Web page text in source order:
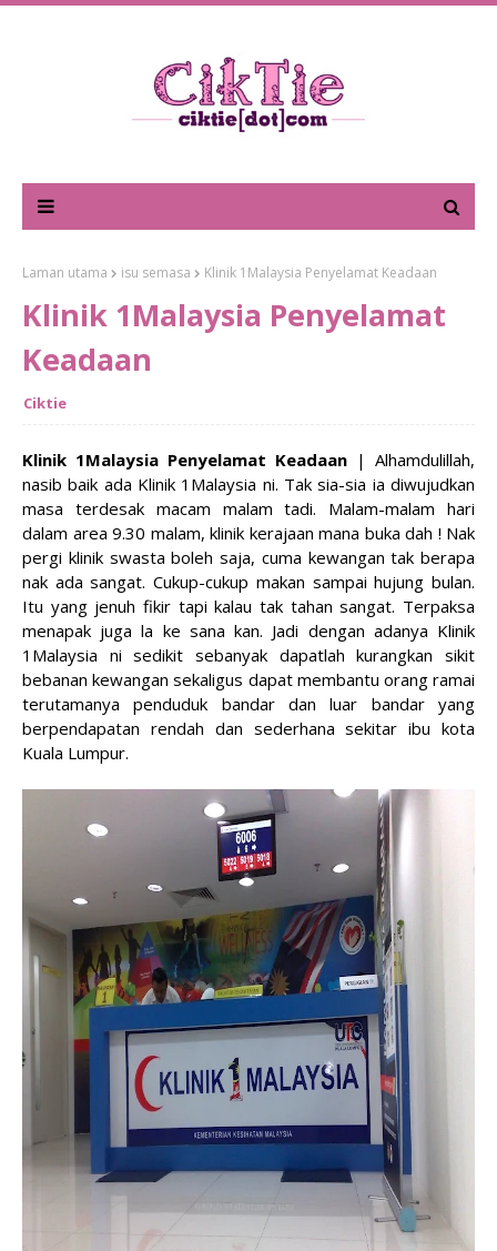
Laman utama isu semasa Klinik 1Malaysia Penyelamat Keadaan
Klinik 1Malaysia Penyelamat
Keadaan
Ciktie
Klinik 1Malaysia Penyelamat Keadaan | Alhamdulillah,
nasib baik ada Klinik 1Malaysia ni. Tak sia-sia ia diwujudkan
masa terdesak macam malam tadi. Malam-malam hari
dalam area 9.30 malam, klinik kerajaan mana buka dah ! Nak
pergi klinik swasta boleh saja, cuma kewangan tak berapa
nak ada sangat. Cukup-cukup makan sampai hujung bulan.
Itu yang jenuh fikir tapi kalau tak tahan sangat. Terpaksa
menapak juga la ke sana kan. Jadi dengan adanya Klinik
1Malaysia ni sedikit sebanyak dapatlah kurangkan sikit
bebanan kewangan sekaligus dapat membantu orang ramai
terutamanya penduduk bandar dan luar bandar yang
berpendapatan rendah dan sederhana sekitar ibu kota
Kuala Lumpur.